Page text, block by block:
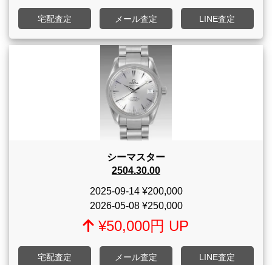
宅配査定 メール査定 LINE査定
シーマスター
2504.30.00
2025-09-14¥200,000
2026-05-08¥250,000
¥50,000円 UP
宅配査定 メール査定 LINE査定